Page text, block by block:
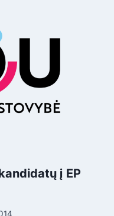
į EP